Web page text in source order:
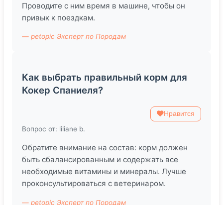
Проводите с ним время в машине, чтобы он
привык к поездкам.
— petopic Эксперт по Породам
Как выбрать правильный корм для
Кокер Спаниеля?
Нравится
Вопрос от: liliane b.
Обратите внимание на состав: корм должен
быть сбалансированным и содержать все
необходимые витамины и минералы. Лучше
проконсультироваться с ветеринаром.
— petopic Эксперт по Породам